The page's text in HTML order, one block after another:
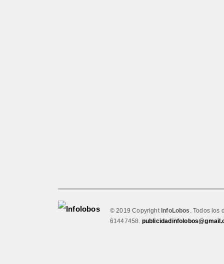
© 2019 Copyright InfoLobos . Todos los
61447458.